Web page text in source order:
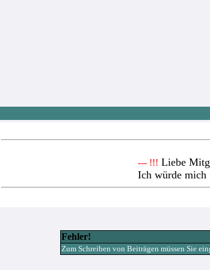
--- !!! Liebe
Ich würde mich
Fehler!
Zum Schreiben von Beiträgen müssen Sie